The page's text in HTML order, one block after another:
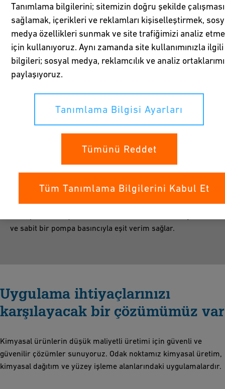
korozyonsuz boru hattı sistemleri ile birlikte yenilikçi
kontrol teknolojisi, tüm kullanım ömrü boyunca sızıntı
olmadan sorunsuz işletim sağlar.
Korozyon oluşturmaz
Plastikler, metal boru sistemleri gibi paslanmaz.
ve sabit bir pompa basıncıyla eşit verim sağlar.
Uygulama ihtiyaçlarınızı
karşılayacak bir çözümümüz var
Kimyasal ürünlerin düşük maliyetli üretimi için güvenli ve
güvenilir çözümler sunuyoruz. Odak noktamız kimyasal üretim,
kimyasal dağıtım ve yüzey işleme alanlarındaki uygulamalardır.
Tanımlama bilgilerini; sitemizin doğru şekilde
sağlamak, içerikleri ve reklamları kişiselleştirmek,
medya özellikleri sunmak ve site trafiğimizi analiz
için kullanıyoruz. Aynı zamanda site kullanımınızla ilgili
bilgileri; sosyal medya, reklamcılık ve analiz
paylaşıyoruz.
Tanımlama Bilgisi Ayarları
Tümünü Reddet
Tüm Tanımlama Bilgilerini Kabul Et